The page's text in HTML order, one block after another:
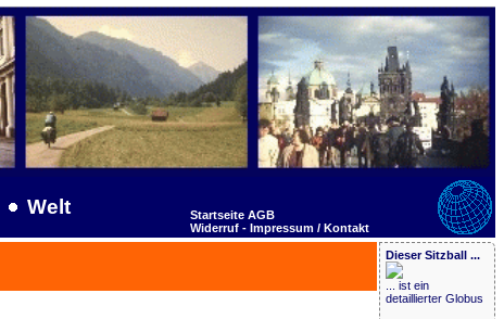
Welt Startseite AGB
Widerruf - Impressum / Kontakt
Dieser Sitzball ...
... ist ein
detaillierter Globus